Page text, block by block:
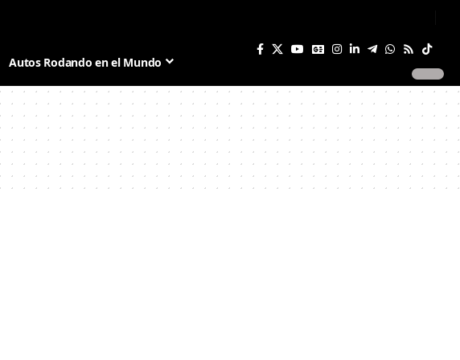
Autos Rodando en el Mundo